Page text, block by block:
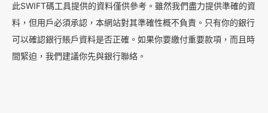
此SWIFT碼工具提供的資料僅供參考。雖然我們盡力提供準確的資
料，但用戶必須承認，本網站對其準確性概不負責。只有你的銀行
可以確認銀行賬戶資料是否正確。如果你要繳付重要款項，而且時
間緊迫，我們建議你先與銀行聯絡。